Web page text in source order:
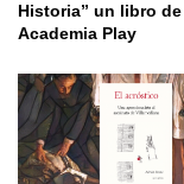
Historia” un libro de
Academia Play